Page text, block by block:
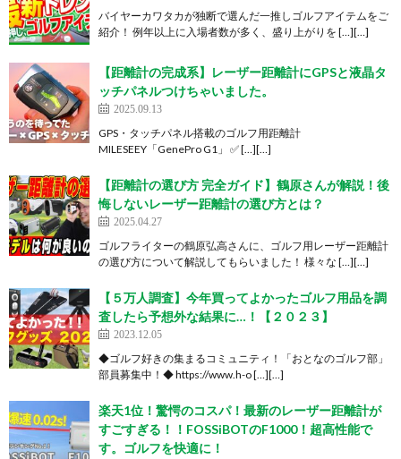
バイヤーカワタカが独断で選んだ一推しゴルフアイテムをご
紹介！ 例年以上に入場者数が多く、盛り上がりを […][…]
【距離計の完成系】レーザー距離計にGPSと液晶タ
ッチパネルつけちゃいました。
2025.09.13
GPS・タッチパネル搭載のゴルフ用距離計
MILESEEY「GenePro G1」 ✅ […][…]
【距離計の選び方 完全ガイド】鶴原さんが解説！後
悔しないレーザー距離計の選び方とは？
2025.04.27
ゴルフライターの鶴原弘高さんに、ゴルフ用レーザー距離計
の選び方について解説してもらいました！ 様々な […][…]
【５万人調査】今年買ってよかったゴルフ用品を調
査したら予想外な結果に…！【２０２３】
2023.12.05
◆ゴルフ好きの集まるコミュニティ！「おとなのゴルフ部」
部員募集中！◆ https://www.h-o […][…]
楽天1位！驚愕のコスパ！最新のレーザー距離計が
すごすぎる！！FOSSiBOTのF1000！超高性能で
す。ゴルフを快適に！